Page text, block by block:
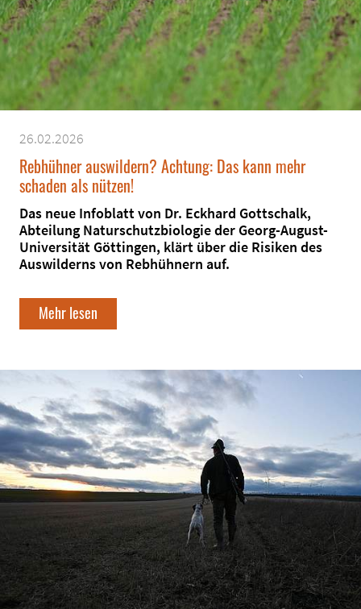
26.02.2026
Rebhühner auswildern? Achtung: Das kann mehr
schaden als nützen!
Das neue Infoblatt von Dr. Eckhard Gottschalk,
Abteilung Naturschutzbiologie der Georg-August-
Universität Göttingen, klärt über die Risiken des
Auswilderns von Rebhühnern auf.
Mehr lesen